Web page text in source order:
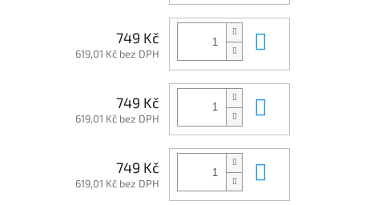
749 Kč
619,01 Kč bez DPH
749 Kč
619,01 Kč bez DPH
749 Kč
619,01 Kč bez DPH